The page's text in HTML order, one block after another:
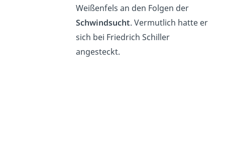
Weißenfels an den Folgen der
Schwindsucht. Vermutlich hatte er
sich bei Friedrich Schiller
angesteckt.